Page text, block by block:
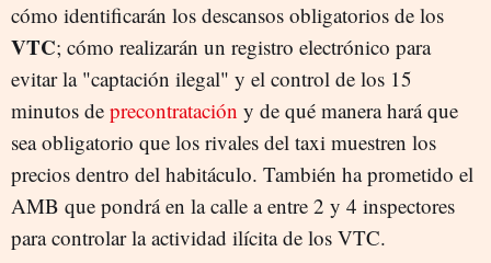
cómo identificarán los descansos obligatorios de los
VTC; cómo realizarán un registro electrónico para
evitar la "captación ilegal" y el control de los 15
minutos de precontratación y de qué manera hará que
sea obligatorio que los rivales del taxi muestren los
precios dentro del habitáculo. También ha prometido el
AMB que pondrá en la calle a entre 2 y 4 inspectores
para controlar la actividad ilícita de los VTC.